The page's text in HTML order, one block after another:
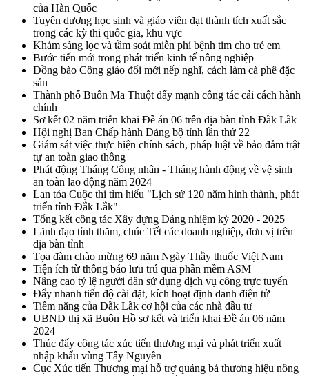
của Hàn Quốc
Tuyên dương học sinh và giáo viên đạt thành tích xuất sắc
trong các kỳ thi quốc gia, khu vực
Khám sàng lọc và tầm soát miễn phí bệnh tim cho trẻ em
Bước tiến mới trong phát triển kinh tế nông nghiệp
Đồng bào Công giáo đổi mới nếp nghĩ, cách làm cà phê đặc
sản
Thành phố Buôn Ma Thuột đẩy mạnh công tác cải cách hành
chính
Sơ kết 02 năm triển khai Đề án 06 trên địa bàn tỉnh Đắk Lắk
Hội nghị Ban Chấp hành Đảng bộ tỉnh lần thứ 22
Giám sát việc thực hiện chính sách, pháp luật về bảo đảm trật
tự an toàn giao thông
Phát động Tháng Công nhân - Tháng hành động về vệ sinh
an toàn lao động năm 2024
Lan tỏa Cuộc thi tìm hiểu "Lịch sử 120 năm hình thành, phát
triển tỉnh Đắk Lắk"
Tổng kết công tác Xây dựng Đảng nhiệm kỳ 2020 - 2025
Lãnh đạo tỉnh thăm, chúc Tết các doanh nghiệp, đơn vị trên
địa bàn tỉnh
Tọa đàm chào mừng 69 năm Ngày Thầy thuốc Việt Nam
Tiện ích từ thông báo lưu trú qua phần mềm ASM
Nâng cao tỷ lệ người dân sử dụng dịch vụ công trực tuyến
Đẩy nhanh tiến độ cài đặt, kích hoạt định danh điện tử
Tiềm năng của Đắk Lắk cơ hội của các nhà đầu tư
UBND thị xã Buôn Hồ sơ kết và triển khai Đề án 06 năm
2024
Thúc đẩy công tác xúc tiến thương mại và phát triển xuất
nhập khẩu vùng Tây Nguyên
Cục Xúc tiến Thương mại hỗ trợ quảng bá thương hiệu nông